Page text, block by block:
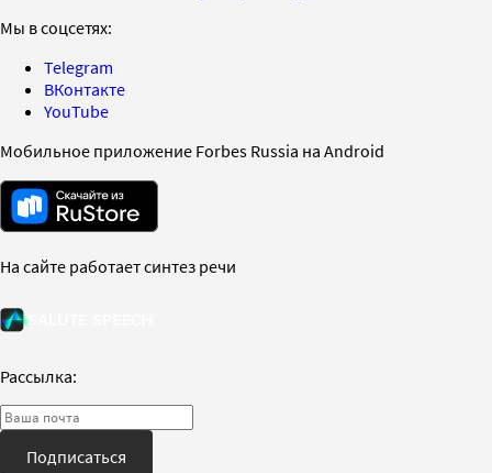
Мы в соцсетях:
Telegram
ВКонтакте
YouTube
Мобильное приложение Forbes Russia на Android
На сайте работает синтез речи
Рассылка:
Подписаться